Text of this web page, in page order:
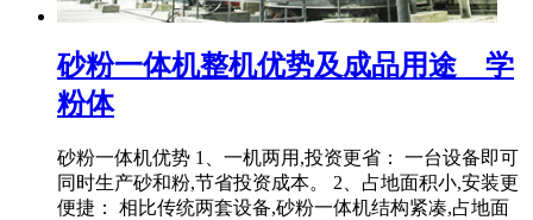
砂粉一体机整机优势及成品用途 _ 学
粉体
砂粉一体机优势 1、一机两用,投资更省： 一台设备即可
同时生产砂和粉,节省投资成本。 2、占地面积小,安装更
便捷： 相比传统两套设备,砂粉一体机结构紧凑,占地面